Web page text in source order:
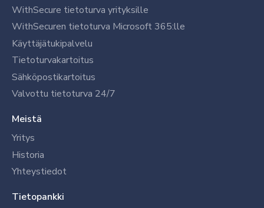
WithSecure tietoturva yrityksille
WithSecuren tietoturva Microsoft 365:lle
Käyttäjätukipalvelu
Tietoturvakartoitus
Sähköpostikartoitus
Valvottu tietoturva 24/7
Meistä
Yritys
Historia
Yhteystiedot
Tietopankki